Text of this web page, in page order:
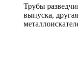
Трубы
выпуска,